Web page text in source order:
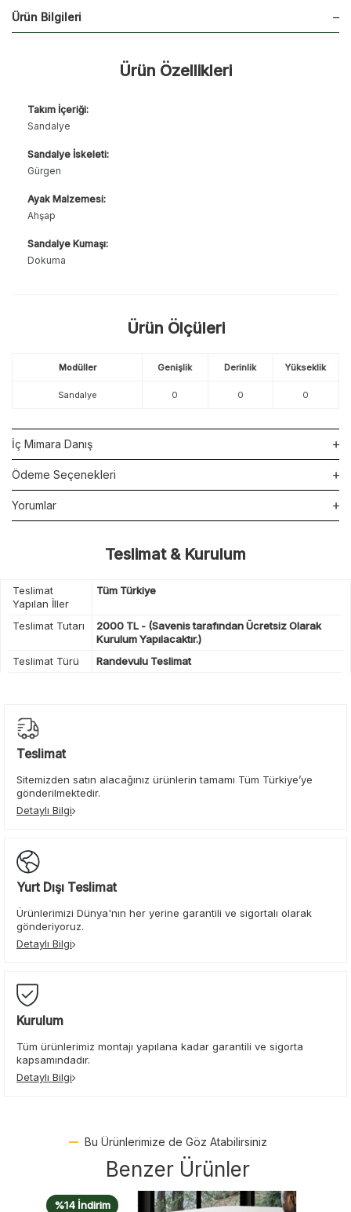
Ürün Bilgileri
Ürün Özellikleri
Takım İçeriği:
Sandalye
Sandalye İskeleti:
Gürgen
Ayak Malzemesi:
Ahşap
Sandalye Kumaşı:
Dokuma
Ürün Ölçüleri
Modüller Genişlik Derinlik Yükseklik
Sandalye 0 0 0
İç Mimara Danış
Ödeme Seçenekleri
Yorumlar
Teslimat & Kurulum
Teslimat
Yapılan İller
Tüm Türkiye
Teslimat Tutarı
2000 TL - (Savenis tarafından Ücretsiz Olarak
Kurulum Yapılacaktır.)
Teslimat Türü
Randevulu Teslimat
Teslimat
Sitemizden satın alacağınız ürünlerin tamamı Tüm Türkiye’ye
gönderilmektedir.
Detaylı Bilgi
Yurt Dışı Teslimat
Ürünlerimizi Dünya'nın her yerine garantili ve sigortalı olarak
gönderiyoruz.
Detaylı Bilgi
Kurulum
Tüm ürünlerimiz montajı yapılana kadar garantili ve sigorta
kapsamındadır.
Detaylı Bilgi
Bu Ürünlerimize de Göz Atabilirsiniz
Benzer Ürünler
%14 İndirim